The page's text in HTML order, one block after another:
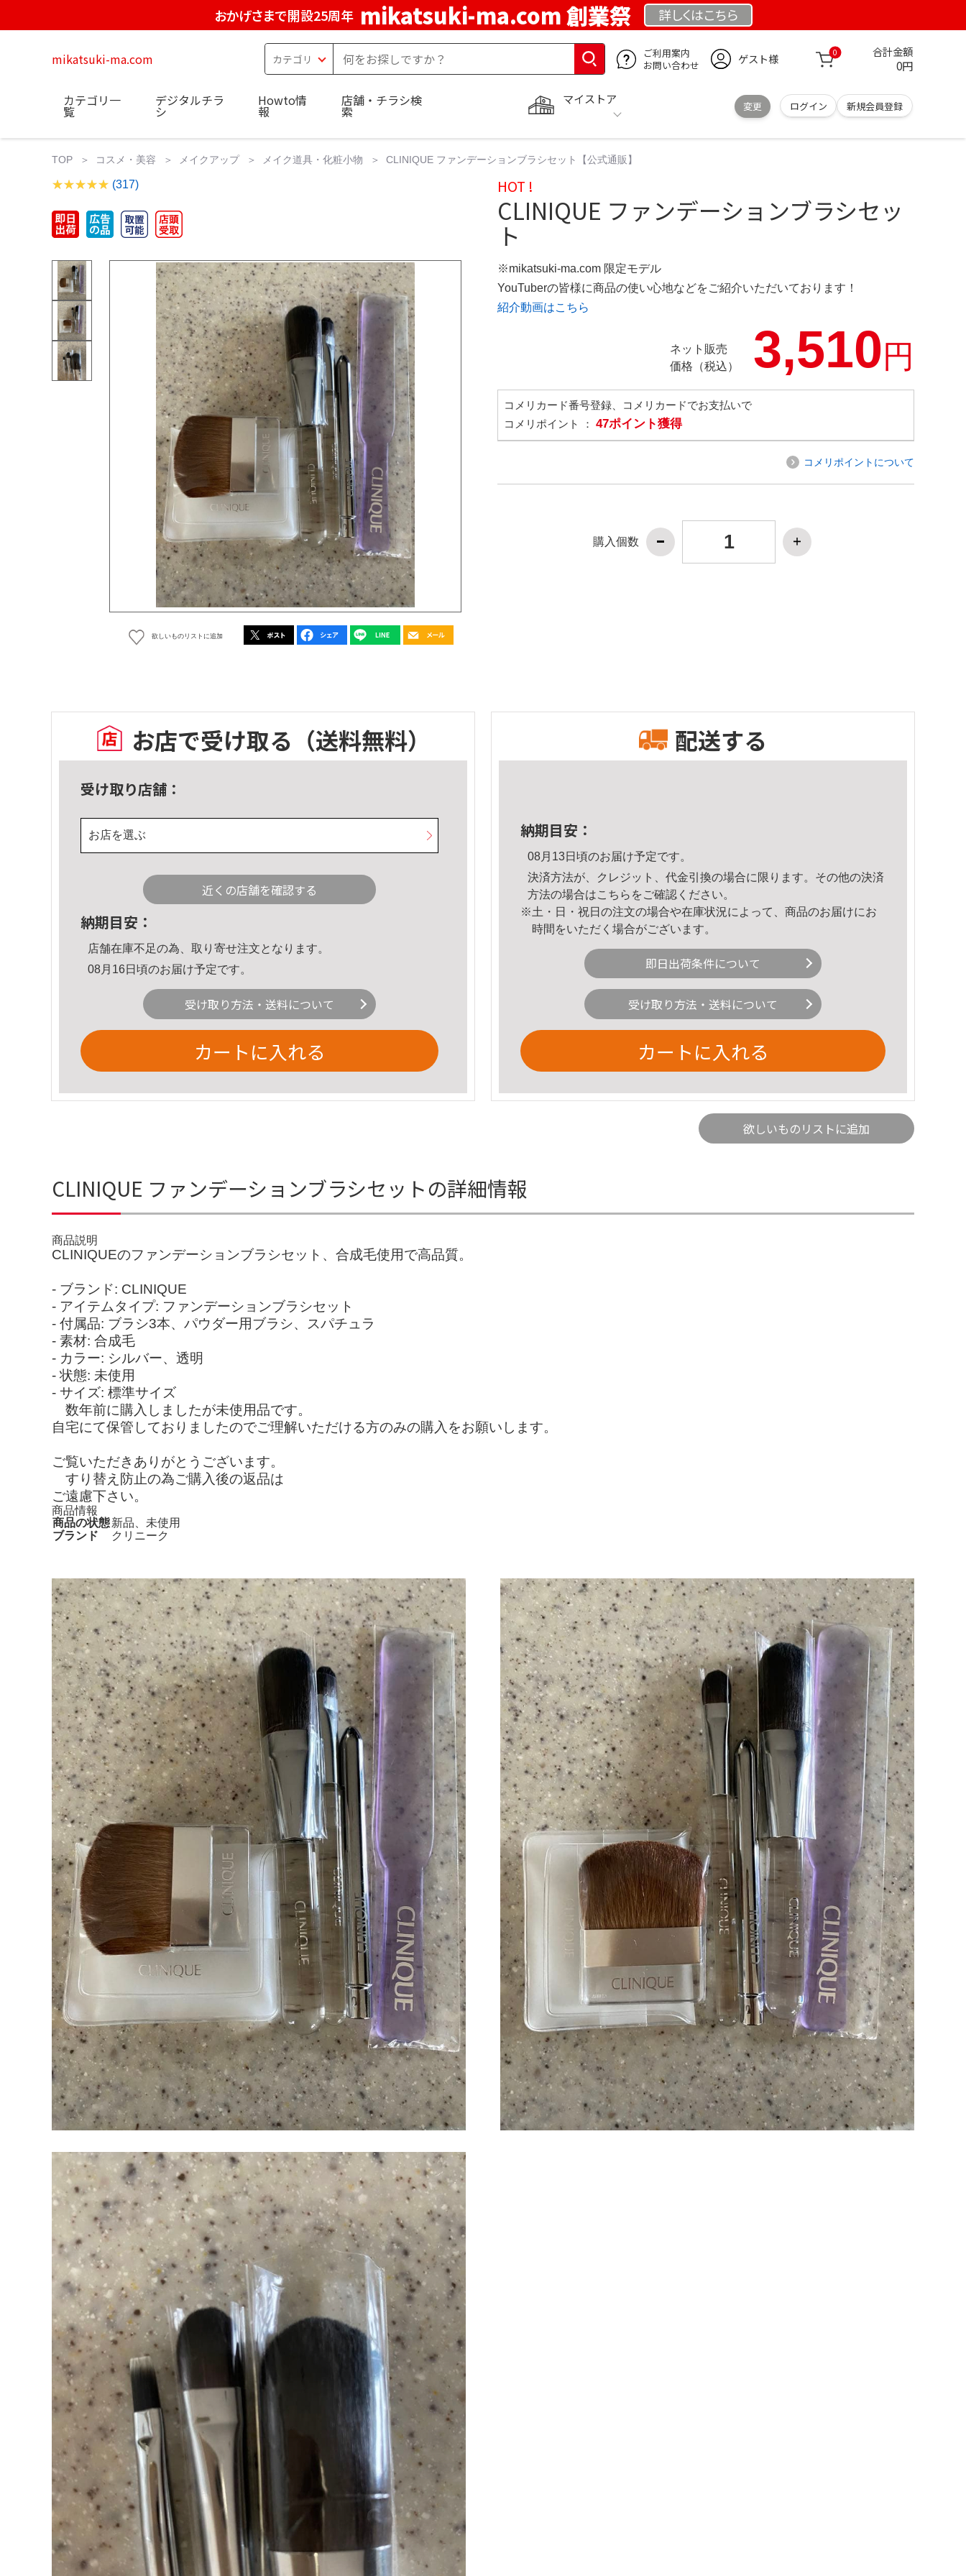
おかげさまで開設25周年 mikatsuki-ma.com 創業祭 詳しくはこちら
mikatsuki-ma.com
ご利用案内
お問い合わせ
ゲスト様 0 合計金額
0円
マイストア
変更 ログイン 新規会員登録
カテゴリ一
覧
デジタルチラ
シ
Howto情
報
店舗・チラシ検
索
TOP コスメ・美容 メイクアップ メイク道具・化粧小物 CLINIQUE ファンデーションブラシセット【公式通販】
(317)
欲しいものリストに追加
HOT !
CLINIQUE ファンデーションブラシセッ
ト
※mikatsuki-ma.com 限定モデル
YouTuberの皆様に商品の使い心地などをご紹介いただいております！
紹介動画はこちら
ネット販売
価格（税込）
3,510円
コメリカード番号登録、コメリカードでお支払いで
コメリポイント ： 47ポイント獲得
コメリポイントについて
購入個数
お店で受け取る （送料無料）
受け取り店舗：
お店を選ぶ
近くの店舗を確認する
納期目安：
店舗在庫不足の為、取り寄せ注文となります。
08月16日頃のお届け予定です。
受け取り方法・送料について
カートに入れる
配送する
納期目安：
08月13日頃のお届け予定です。
決済方法が、クレジット、代金引換の場合に限ります。その他の決済
方法の場合はこちら をご確認ください。
※土・日・祝日の注文の場合や在庫状況によって、商品のお届けにお
時間をいただく場合がございます。
即日出荷条件について
受け取り方法・送料について
カートに入れる
欲しいものリストに追加
CLINIQUE ファンデーションブラシセットの詳細情報
商品説明
CLINIQUEのファンデーションブラシセット、合成毛使用で高品質。
- ブランド: CLINIQUE
- アイテムタイプ: ファンデーションブラシセット
- 付属品: ブラシ3本、パウダー用ブラシ、スパチュラ
- 素材: 合成毛
- カラー: シルバー、透明
- 状態: 未使用
- サイズ: 標準サイズ
数年前に購入しましたが未使用品です。
自宅にて保管しておりましたのでご理解いただける方のみの購入をお願いします。
ご覧いただきありがとうございます。
すり替え防止の為ご購入後の返品は
ご遠慮下さい。
商品情報
商品の状態新品、未使用
ブランド
クリニーク